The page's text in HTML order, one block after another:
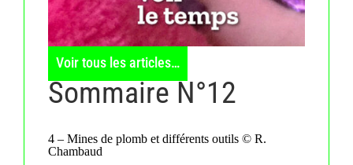
Voir tous les articles…
Sommaire N°12
4 – Mines de plomb et différents outils © R.
Chambaud